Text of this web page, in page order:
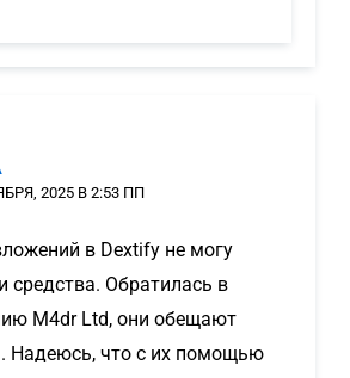
2025 В 2:53 ПП
в Dextify не могу
средства. Обратилась в
M4dr Ltd, они обещают
Надеюсь, что с их помощью